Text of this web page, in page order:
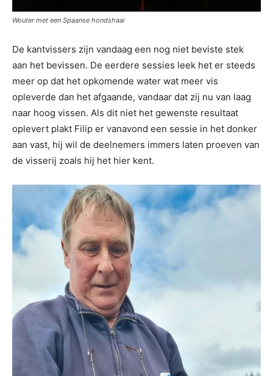
Wouter met een Spaanse hondshaai
De kantvissers zijn vandaag een nog niet beviste stek
aan het bevissen. De eerdere sessies leek het er steeds
meer op dat het opkomende water wat meer vis
opleverde dan het afgaande, vandaar dat zij nu van laag
naar hoog vissen. Als dit niet het gewenste resultaat
oplevert plakt Filip er vanavond een sessie in het donker
aan vast, hij wil de deelnemers immers laten proeven van
de visserij zoals hij het hier kent.